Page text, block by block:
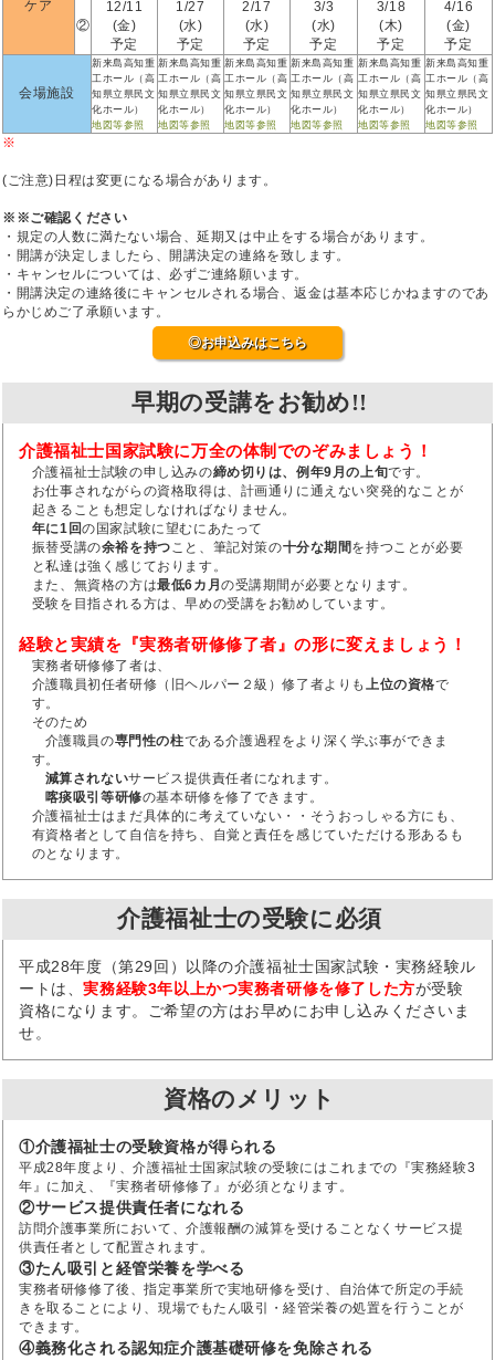
ケア
②
12/11
(金)
予定
1/27
(水)
予定
2/17
(水)
予定
3/3
(水)
予定
3/18
(木)
予定
4/16
(金)
予定
会場施設
新来島高知重
工ホール（高
知県立県民文
化ホール）
地図等参照
新来島高知重
工ホール（高
知県立県民文
化ホール）
地図等参照
新来島高知重
工ホール（高
知県立県民文
化ホール）
地図等参照
新来島高知重
工ホール（高
知県立県民文
化ホール）
地図等参照
新来島高知重
工ホール（高
知県立県民文
化ホール）
地図等参照
新来島高知重
工ホール（高
知県立県民文
化ホール）
地図等参照
※
(ご注意)日程は変更になる場合があります。
※※ご確認ください
・規定の人数に満たない場合、延期又は中止をする場合があります。
・開講が決定しましたら、開講決定の連絡を致します。
・キャンセルについては、必ずご連絡願います。
・開講決定の連絡後にキャンセルされる場合、返金は基本応じかねますのであ
らかじめご了承願います。
◎お申込みはこちら
早期の受講をお勧め!!
介護福祉士国家試験に万全の体制でのぞみましょう！
介護福祉士試験の申し込みの締め切りは、例年9月の上旬です。
お仕事されながらの資格取得は、計画通りに通えない突発的なことが
起きることも想定しなければなりません。
年に1回の国家試験に望むにあたって
振替受講の余裕を持つこと、筆記対策の十分な期間を持つことが必要
と私達は強く感じております。
また、無資格の方は最低6カ月の受講期間が必要となります。
受験を目指される方は、早めの受講をお勧めしています。
経験と実績を『実務者研修修了者』の形に変えましょう！
実務者研修修了者は、
介護職員初任者研修（旧ヘルパー２級）修了者よりも上位の資格で
す。
そのため
介護職員の専門性の柱である介護過程をより深く学ぶ事ができま
す。
減算されないサービス提供責任者になれます。
喀痰吸引等研修の基本研修を修了できます。
介護福祉士はまだ具体的に考えていない・・そうおっしゃる方にも、
有資格者として自信を持ち、自覚と責任を感じていただける形あるも
のとなります。
介護福祉士の受験に必須
平成28年度（第29回）以降の介護福祉士国家試験・実務経験ル
ートは、実務経験3年以上かつ実務者研修を修了した方が受験
資格になります。ご希望の方はお早めにお申し込みくださいま
せ。
資格のメリット
①介護福祉士の受験資格が得られる
平成28年度より、介護福祉士国家試験の受験にはこれまでの『実務経験3
年』に加え、『実務者研修修了』が必須となります。
②サービス提供責任者になれる
訪問介護事業所において、介護報酬の減算を受けることなくサービス提
供責任者として配置されます。
③たん吸引と経管栄養を学べる
実務者研修修了後、指定事業所で実地研修を受け、自治体で所定の手続
きを取ることにより、現場でもたん吸引・経管栄養の処置を行うことが
できます。
④義務化される認知症介護基礎研修を免除される